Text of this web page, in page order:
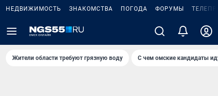
НЕДВИЖИМОСТЬ ЗНАКОМСТВА ПОГОДА ФОРУМЫ
Жители области требуют грязную воду С чем омские кандидаты